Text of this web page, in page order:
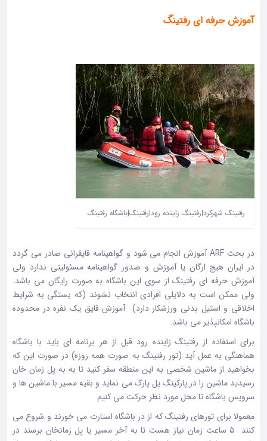
آموزش حرفه ای رفتینگ
رفتینگ شهرکرد|رفتینگ زاینده رود|رفتینگ|باشگاه رفتینگ
در بحث ARF آموزش انجام می شود و گواهینامه قایقرانی صادر می گردد
در ایران هیچ ارگان یا آموزش و صدور گواهینامه مسئولیتی ندارد ولی
آموزش حرفه ای رفتینگ از سوی این باشگاه به صورت رایگان می باشد.
ولی ممکن است به دلایلی افرادی انتخاب نشوند (که بستگی به شرایط
اخلاقی و استیل بدنی ورزشکار دارد) آموزش قایق یک نفره در محدوده
باشگاه امکانپذیر می باشد.
برای استفاده از رفتینگ زاینده رود قبل از هر برنامه ای باید با باشگاه
هماهنگی به عمل آید (تور رفتینگ به صورت همه روزه) در صورت این که
بخواهید از ماشین شخصی به این منطقه سفر کنید تا به به پل زمان خان
رسیدید ماشین را در پارکینگ پل پارک می نماید و بقیه مسیر با ماشین ها و
سرویس باشگاه تا محل مورد نظر حرکت می کنیم
معمولا برای تورهای رفتینگ که از در باشگاه استارت می خورند و شروع می
کنند ۵ ساعت زمان نیاز هست تا به آخر مسیر یا پل زمانخان برسند در